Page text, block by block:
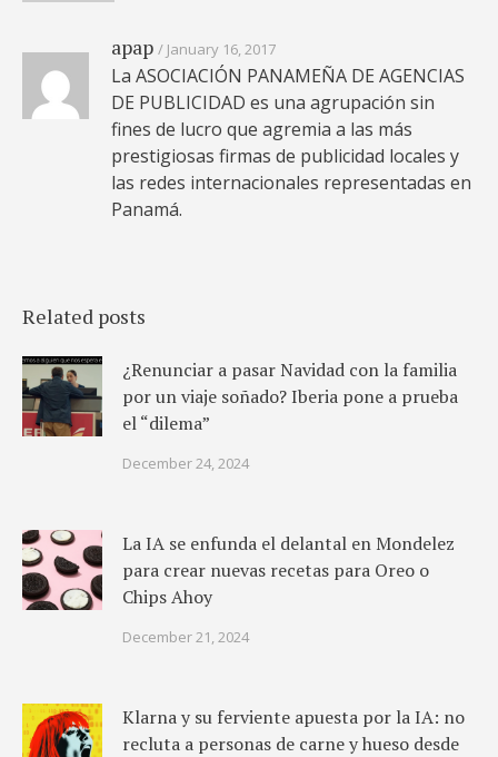
apap January 16, 2017
La ASOCIACIÓN PANAMEÑA DE AGENCIAS
DE PUBLICIDAD es una agrupación sin
fines de lucro que agremia a las más
prestigiosas firmas de publicidad locales y
las redes internacionales representadas en
Panamá.
Related posts
¿Renunciar a pasar Navidad con la familia
por un viaje soñado? Iberia pone a prueba
el “dilema”
December 24, 2024
La IA se enfunda el delantal en Mondelez
para crear nuevas recetas para Oreo o
Chips Ahoy
December 21, 2024
Klarna y su ferviente apuesta por la IA: no
recluta a personas de carne y hueso desde